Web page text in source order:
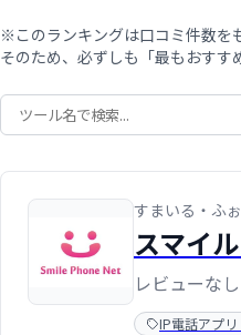
※このランキングは口コミ件数を
そのため、必ずしも「最もおすす
すまいる・ふ
スマイ
レビューなし
IP電話アプリ